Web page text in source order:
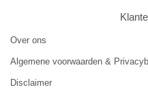
Over ons
Algemene voorwaarden &
Disclaimer